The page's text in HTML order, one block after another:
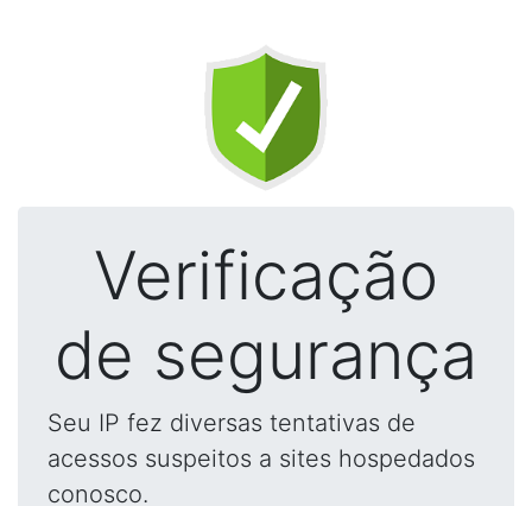
Verificação
de segurança
Seu IP fez diversas tentativas de
acessos suspeitos a sites hospedados
conosco.